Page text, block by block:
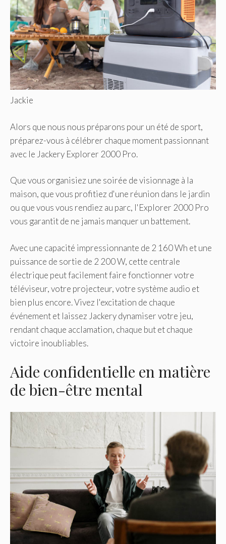
Jackie
Alors que nous nous préparons pour un été de sport,
préparez-vous à célébrer chaque moment passionnant
avec le Jackery Explorer 2000 Pro.
Que vous organisiez une soirée de visionnage à la
maison, que vous profitiez d'une réunion dans le jardin
ou que vous vous rendiez au parc, l'Explorer 2000 Pro
vous garantit de ne jamais manquer un battement.
Avec une capacité impressionnante de 2 160 Wh et une
puissance de sortie de 2 200 W, cette centrale
électrique peut facilement faire fonctionner votre
téléviseur, votre projecteur, votre système audio et
bien plus encore. Vivez l'excitation de chaque
événement et laissez Jackery dynamiser votre jeu,
rendant chaque acclamation, chaque but et chaque
victoire inoubliables.
Aide confidentielle en matière
de bien-être mental